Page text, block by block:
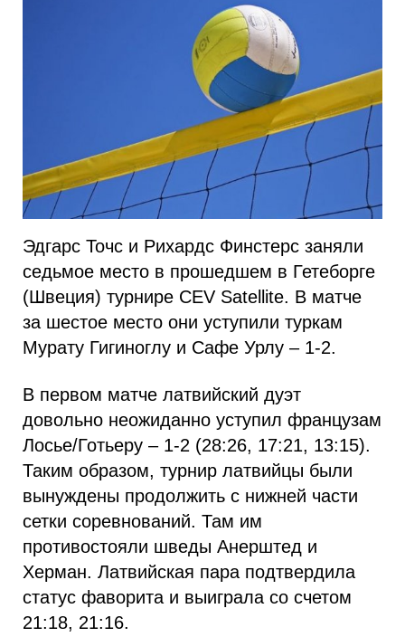
Эдгарc Точс и Рихардc Финстерс заняли
седьмое место в прошедшем в Гетеборге
(Швеция) турнире CEV Satellite. В матче
за шестое место они уступили туркам
Мурату Гигиноглу и Сафе Урлу – 1-2.
В первом матче латвийский дуэт
довольно неожиданно уступил французам
Лосье/Готьеру – 1-2 (28:26, 17:21, 13:15).
Таким образом, турнир латвийцы были
вынуждены продолжить с нижней части
сетки соревнований. Там им
противостояли шведы Анерштед и
Херман. Латвийская пара подтвердила
статус фаворита и выиграла со счетом
21:18, 21:16.